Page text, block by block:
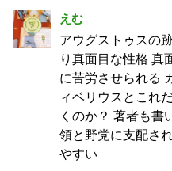
えむ
アウグストゥスの
り真面目な性格 真
に苦労させられる
ィベリウスとこれ
くのか？ 著者も書
領と野党に支配さ
やすい